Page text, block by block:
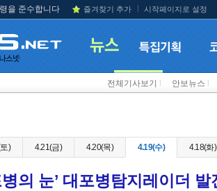
을 준수합니다 즐겨찾기 추가 시작페이지로 설정
전체기사보기 안보뉴스
) 4.21(금) 4.20(목) 4.19(수) 4.18(화)
병의 눈’ 대포병탐지레이더